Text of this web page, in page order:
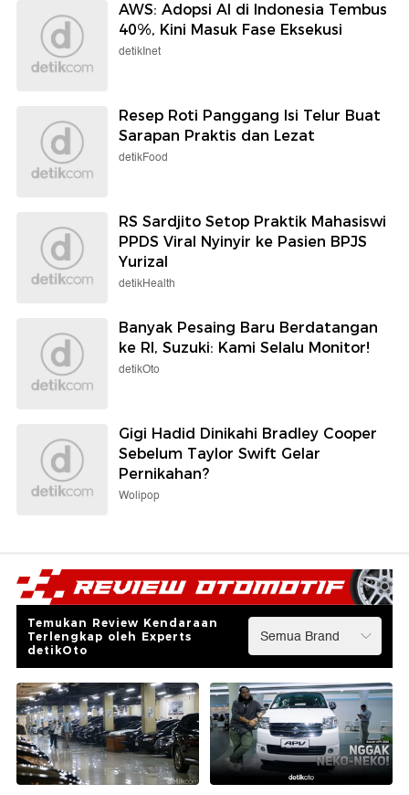
AWS: Adopsi AI di Indonesia Tembus
40%, Kini Masuk Fase Eksekusi
detikInet
Resep Roti Panggang Isi Telur Buat
Sarapan Praktis dan Lezat
detikFood
RS Sardjito Setop Praktik Mahasiswi
PPDS Viral Nyinyir ke Pasien BPJS
Yurizal
detikHealth
Banyak Pesaing Baru Berdatangan
ke RI, Suzuki: Kami Selalu Monitor!
detikOto
Gigi Hadid Dinikahi Bradley Cooper
Sebelum Taylor Swift Gelar
Pernikahan?
Wolipop
Temukan Review Kendaraan
Terlengkap oleh Experts
detikOto